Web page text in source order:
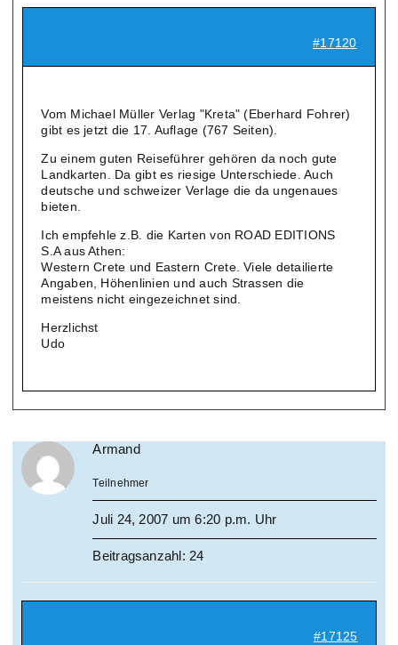
#17120
Vom Michael Müller Verlag "Kreta" (Eberhard Fohrer)
gibt es jetzt die 17. Auflage (767 Seiten).
Zu einem guten Reiseführer gehören da noch gute
Landkarten. Da gibt es riesige Unterschiede. Auch
deutsche und schweizer Verlage die da ungenaues
bieten.
Ich empfehle z.B. die Karten von ROAD EDITIONS
S.A aus Athen:
Western Crete und Eastern Crete. Viele detailierte
Angaben, Höhenlinien und auch Strassen die
meistens nicht eingezeichnet sind.
Herzlichst
Udo
Armand
Teilnehmer
Juli 24, 2007 um 6:20 p.m. Uhr
Beitragsanzahl: 24
#17125